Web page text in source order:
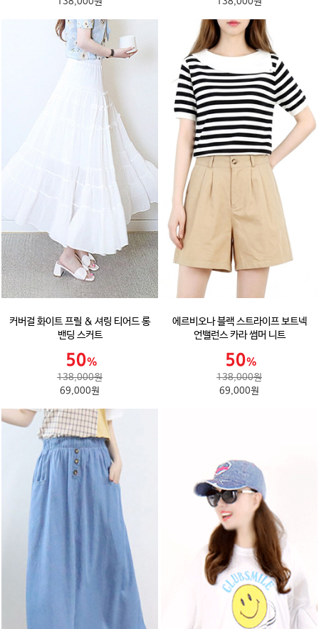
커버걸 화이트 프릴 & 셔링 티어드 롱
밴딩 스커트
138,000원
69,000원
에르비오나 블랙 스트라이프 보트넥
언밸런스 카라 썸머 니트
138,000원
69,000원